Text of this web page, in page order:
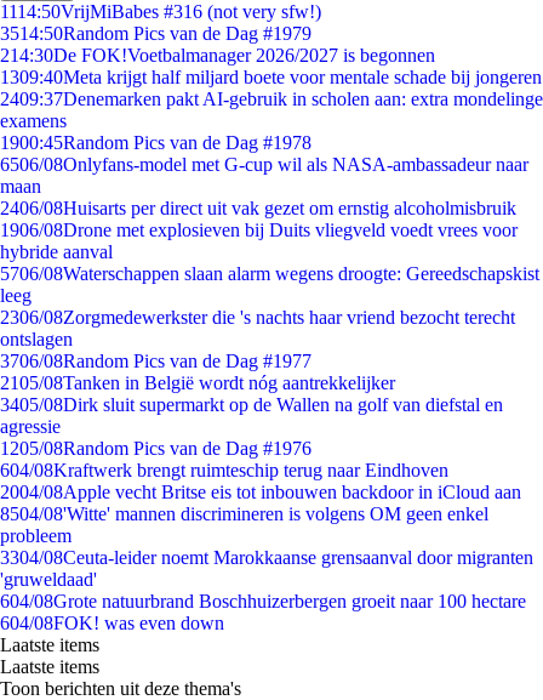
1114:50VrijMiBabes #316 (not very sfw!)
3514:50Random Pics van de Dag #1979
214:30De FOK!Voetbalmanager 2026/2027 is begonnen
1309:40Meta krijgt half miljard boete voor mentale schade bij jongeren
2409:37Denemarken pakt AI-gebruik in scholen aan: extra mondelinge
examens
1900:45Random Pics van de Dag #1978
6506/08Onlyfans-model met G-cup wil als NASA-ambassadeur naar
maan
2406/08Huisarts per direct uit vak gezet om ernstig alcoholmisbruik
1906/08Drone met explosieven bij Duits vliegveld voedt vrees voor
hybride aanval
5706/08Waterschappen slaan alarm wegens droogte: Gereedschapskist
leeg
2306/08Zorgmedewerkster die 's nachts haar vriend bezocht terecht
ontslagen
3706/08Random Pics van de Dag #1977
2105/08Tanken in België wordt nóg aantrekkelijker
3405/08Dirk sluit supermarkt op de Wallen na golf van diefstal en
agressie
1205/08Random Pics van de Dag #1976
604/08Kraftwerk brengt ruimteschip terug naar Eindhoven
2004/08Apple vecht Britse eis tot inbouwen backdoor in iCloud aan
8504/08'Witte' mannen discrimineren is volgens OM geen enkel
probleem
3304/08Ceuta-leider noemt Marokkaanse grensaanval door migranten
'gruweldaad'
604/08Grote natuurbrand Boschhuizerbergen groeit naar 100 hectare
604/08FOK! was even down
Laatste items
Laatste items
Toon berichten uit deze thema's